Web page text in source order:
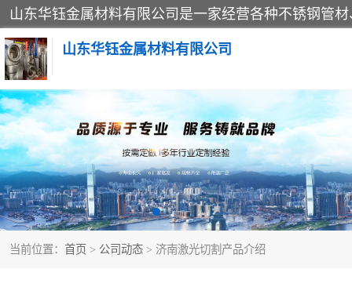
山东华钰金属材料有限公司
当前位置： 首页 > 公司动态 > 济南激光切割产品介绍
不锈钢管
管件标准件
不锈钢人孔
不锈钢角钢